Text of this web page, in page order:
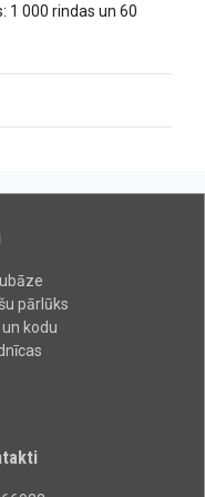
1 000 rindas un 60
pārlūks
kodu